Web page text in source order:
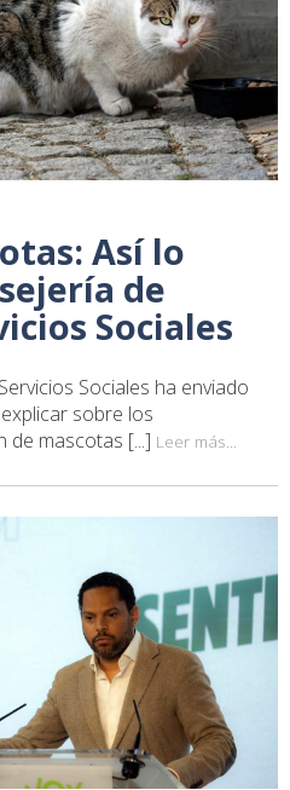
Así lo
de
Sociales
Sociales ha enviado
sobre los
de mascotas [...] Leer más...